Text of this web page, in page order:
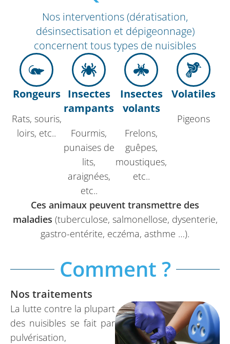
Nos interventions (dératisation,
désinsectisation et dépigeonnage)
concernent tous types de nuisibles
Rongeurs
Rats, souris,
loirs, etc..
Insectes
rampants
Fourmis,
punaises de
lits,
araignées,
etc..
Insectes
volants
Frelons,
guêpes,
moustiques,
etc..
Volatiles
Pigeons
Ces animaux peuvent transmettre des
maladies (tuberculose, salmonellose, dysenterie,
gastro-entérite, eczéma, asthme …).
Comment ?
Nos traitements
La lutte contre la plupart
des nuisibles se fait par
pulvérisation,